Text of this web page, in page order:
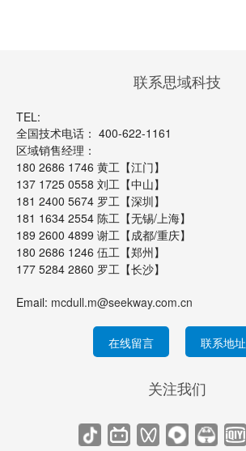
联系思域科技
TEL:
全国技术电话： 400-622-1161
区域销售经理：
180 2686 1746 黄工【江门】
137 1725 0558 刘工【中山】
181 2400 5674 罗工【深圳】
181 1634 2554 陈工【无锡/上海】
189 2600 4899 谢工【成都/重庆】
180 2686 1246 伍工【郑州】
177 5284 2860 罗工【长沙】
Email: mcdull.m@seekway.com.cn
在线留言 联系地址
关注我们